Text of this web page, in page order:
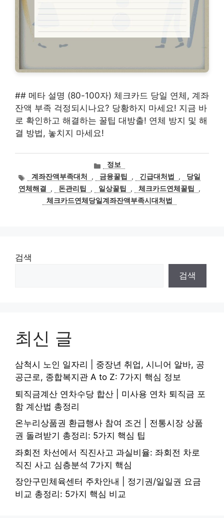
## 메타 설명 (80-100자) 체크카드 당일 연체, 계좌
잔액 부족 걱정되시나요? 당황하지 마세요! 지금 바
로 확인하고 해결하는 꿀팁 대방출! 연체 방지 및 해
결 방법, 놓치지 마세요!
카
테
고
리
정보
태
그
계좌잔액부족대처 , 금융꿀팁 , 긴급대처법 ,
당일
연체해결
, 돈관리팁 , 일상꿀팁 , 체크카드연체꿀팁
,
체크카드연체당일계좌잔액부족시대처법
검색
검색
최신 글
삼척시 노인 일자리 | 중장년 취업, 시니어 알바, 공
공근로, 종합복지관 A to Z: 7가지 핵심 정보
퇴직금계산 연차수당 합산 | 미사용 연차 퇴직금 포
함 계산법 총정리
온누리상품권 환급행사 참여 조건 | 전통시장 상품
권 돌려받기 총정리: 5가지 핵심 팁
좌회전 차선에서 직진사고 과실비율: 좌회전 차로
직진 사고 심층분석 7가지 핵심
장안구민체육센터 주차안내 | 정기권/일일권 요금
비교 총정리: 5가지 핵심 비교